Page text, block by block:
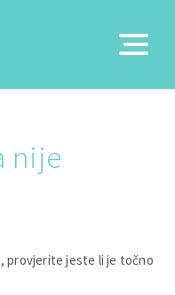
nije
provjerite jeste li je točno